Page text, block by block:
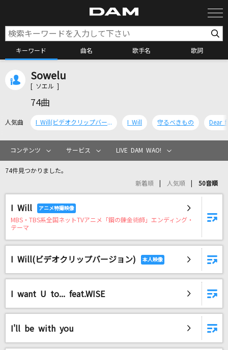
キーワード 曲名 歌手名 歌詞
カラオケリクエスト
リアルタイムで歌われている曲の一覧
[生音]粉雪
レミオロメン
マザーランド
いいんですか?
Sowelu
[ ソエル ]
74曲
人気曲 I Will(ビデオクリップバージョン) I Will 守るべきもの Dear
コンテンツ サービス LIVE DAM WAO!
74件見つかりました。
新着順 人気順 50音順
I Will
MBS・TBS系全国ネットTVアニメ「鋼の錬金術師」エンディング・
テーマ
I Will(ビデオクリップバージョン)
I want U to... feat.WISE
I'll be with you